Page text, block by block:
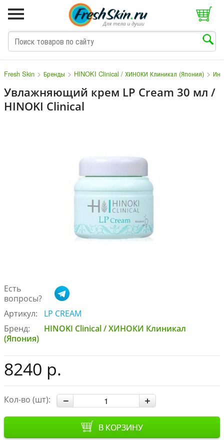
Fresh Skin > Бренды > HINOKI Clinical / ХИНОКИ Клиникал (Япония) >
Увлажняющий крем LP Сream 30 мл /
HINOKI Clinical
Есть
вопросы?
Артикул:
LP CREAM
Бренд:
HINOKI Clinical / ХИНОКИ Клиникал
(Япония)
8240 р.
Кол-во (шт):
В КОРЗИНУ